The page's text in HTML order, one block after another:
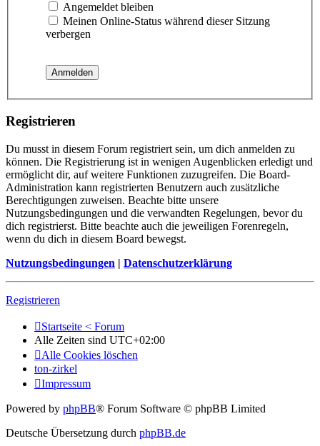
Angemeldet bleiben
Meinen Online-Status während dieser Sitzung
verbergen
Registrieren
Du musst in diesem Forum registriert sein, um dich anmelden zu
können. Die Registrierung ist in wenigen Augenblicken erledigt und
ermöglicht dir, auf weitere Funktionen zuzugreifen. Die Board-
Administration kann registrierten Benutzern auch zusätzliche
Berechtigungen zuweisen. Beachte bitte unsere
Nutzungsbedingungen und die verwandten Regelungen, bevor du
dich registrierst. Bitte beachte auch die jeweiligen Forenregeln,
wenn du dich in diesem Board bewegst.
Nutzungsbedingungen | Datenschutzerklärung
Registrieren
Startseite < Forum
Alle Zeiten sind UTC+02:00
Alle Cookies löschen
ton-zirkel
Impressum
Powered by phpBB® Forum Software © phpBB Limited
Deutsche Übersetzung durch phpBB.de